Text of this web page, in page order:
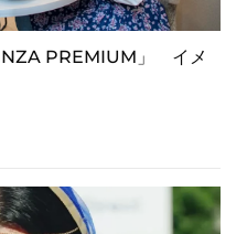
PREMIUM」 イメ